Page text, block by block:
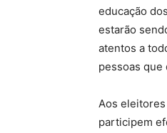
educação
estarão
atentos a
pessoas que
Aos
participem